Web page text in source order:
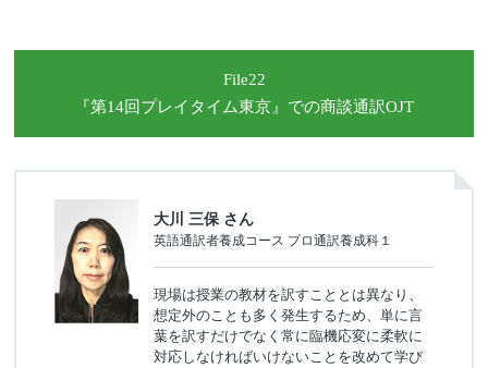
File22
『第14回プレイタイム東京』 での商談通訳OJT
大川 三保 さん
英語通訳者養成コース プロ通訳養成科１
現場は授業の教材を訳すこととは異なり、
想定外のことも多く発生するため、単に言
葉を訳すだけでなく常に臨機応変に柔軟に
対応しなければいけないことを改めて学び